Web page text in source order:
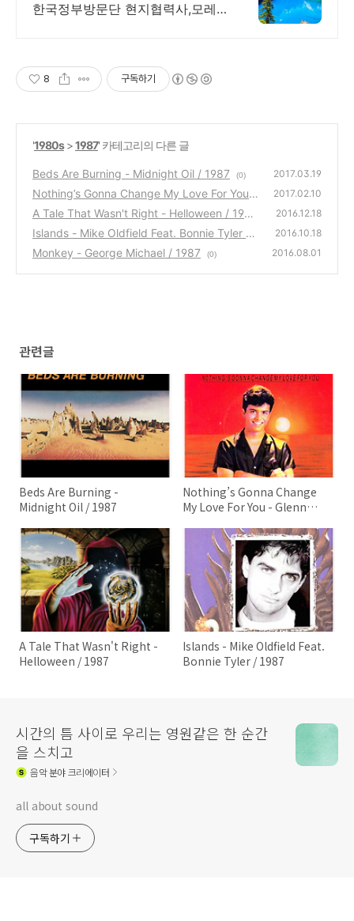
한국정부방문단 현지협력사,모레
8 구독하기
'1980s>1987' 카테고리의 다른 글
Beds Are Burning - Midnight Oil / 1987 (0) 2017.03.19
Nothing’s Gonna Change My Love For You -
Glenn Medeiros / 1987
(0)
2017.02.10
A Tale That Wasn't Right - Helloween / 1987
(2)
2016.12.18
Islands - Mike Oldfield Feat. Bonnie Tyler / 1
987
(0)
2016.10.18
Monkey - George Michael / 1987 (0) 2016.08.01
관련글
Beds Are Burning -
Midnight Oil / 1987
Nothing’s Gonna Change
My Love For You - Glenn
A Tale That Wasn't Right -
Helloween / 1987
Islands - Mike Oldfield Feat.
Bonnie Tyler / 1987
시간의 틈 사이로 우리는 영원같은 한 순간
을 스치고
음악분야 크리에이터
all about sound
구독하기